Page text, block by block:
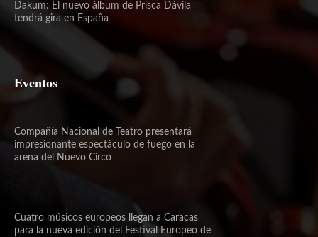
Dakum: El nuevo álbum de Prisca Dávila
tendrá gira en España
Eventos
Compañía Nacional de Teatro presentará
impresionante espectáculo de fuego en la
arena del Nuevo Circo
Cuatro músicos europeos llegan a Caracas
para la nueva edición del Festival Europeo de